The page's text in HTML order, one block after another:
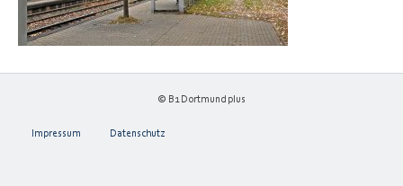
© B1 Dortmund plus
Impressum Datenschutz